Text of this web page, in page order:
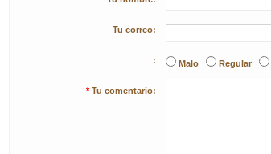
Tu correo:
: Malo Regular
* Tu comentario: